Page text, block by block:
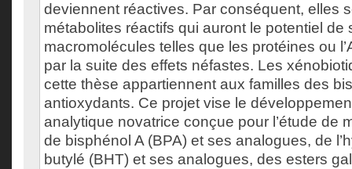
deviennent réactives. Par conséquent, elles
métabolites réactifs qui auront le potentiel de
macromolécules telles que les protéines ou
par la suite des effets néfastes. Les
cette thèse appartiennent aux familles des
antioxydants. Ce projet vise le
analytique novatrice conçue pour l’étude de
de bisphénol A (BPA) et ses analogues, de
butylé (BHT) et ses analogues, des esters